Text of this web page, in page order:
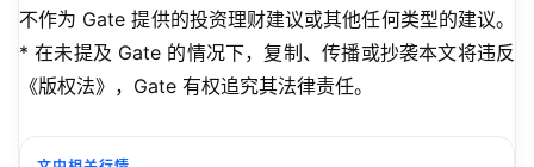
不作为 Gate 提供的投资理财建议或其他任何类型的建议。
* 在未提及 Gate 的情况下，复制、传播或抄袭本文将违反
《版权法》，Gate 有权追究其法律责任。